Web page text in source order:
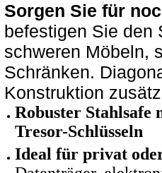
Sorgen Sie für
befestigen Sie den
schweren Möbeln,
Schränken.
Konstruktion
Robuster Stahlsafe
Tresor-Schlüsseln
Ideal für privat